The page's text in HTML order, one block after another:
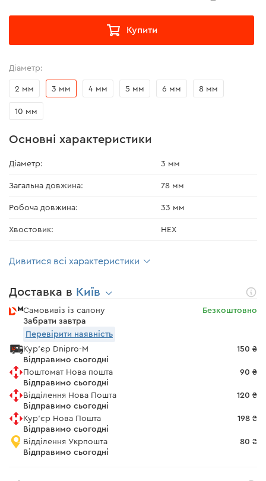
Купити
Діаметр:
2 мм 3 мм 4 мм 5 мм 6 мм 8 мм
10 мм
Основні характеристики
Діаметр: 3 мм
Загальна довжина: 78 мм
Робоча довжина: 33 мм
Хвостовик: HEX
Дивитися всі характеристики
Доставка в Київ
Самовивіз із салону
Забрати завтра
Безкоштовно
Перевірити наявність
Кур'єр Dnipro-M
Відправимо сьогодні
150 ₴
Поштомат Нова пошта
Відправимо сьогодні
90 ₴
Відділення Нова Пошта
Відправимо сьогодні
120 ₴
Кур'єр Нова Пошта
Відправимо сьогодні
198 ₴
Відділення Укрпошта
Відправимо сьогодні
80 ₴